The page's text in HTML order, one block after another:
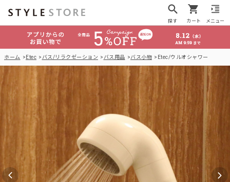
探す カート メニュー
ホーム Etec バス/リラクゼーション バス用品 バス小物 Etec/ウルオシャワー